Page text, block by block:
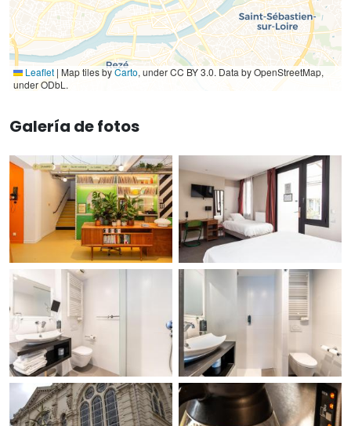
Leaflet | Map tiles byCarto, under CC BY 3.0. Data by OpenStreetMap,
under ODbL.
Galería de fotos